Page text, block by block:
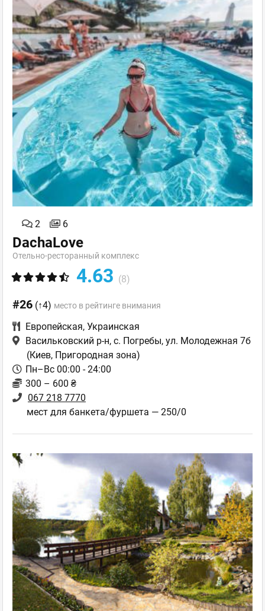
2 6
DachaLove
Отельно-ресторанный комплекс
4.63 (8)
#26 (↑4) место в рейтинге внимания
Европейская, Украинская
Васильковский р-н, с. Погребы, ул. Молодежная 7б
(Киев, Пригородная зона)
Пн–Вс 00:00 - 24:00
300 – 600 ₴
067 218 7770
мест для банкета/фуршета — 250/0